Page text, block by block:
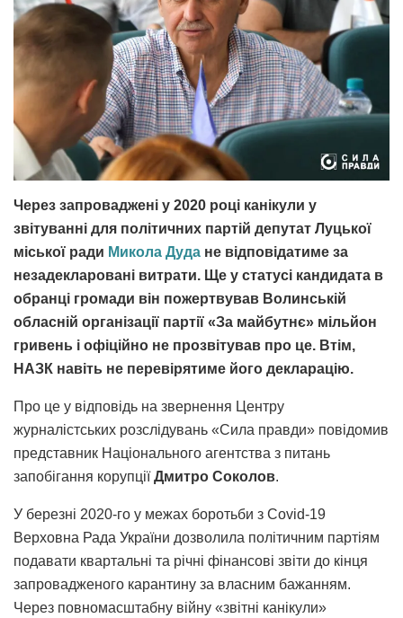
Через запроваджені у 2020 році канікули у
звітуванні для політичних партій депутат Луцької
міської ради Микола Дуда не відповідатиме за
незадекларовані витрати. Ще у статусі кандидата в
обранці громади він пожертвував Волинській
обласній організації партії «За майбутнє» мільйон
гривень і офіційно не прозвітував про це. Втім,
НАЗК навіть не перевірятиме його декларацію.
Про це у відповідь на звернення Центру
журналістських розслідувань «Сила правди» повідомив
представник Національного агентства з питань
запобігання корупціїДмитро Соколов.
У березні 2020-го у межах боротьби з Covid-19
Верховна Рада України дозволила політичним партіям
подавати квартальні та річні фінансові звіти до кінця
запровадженого карантину за власним бажанням.
Через повномасштабну війну «звітні канікули»